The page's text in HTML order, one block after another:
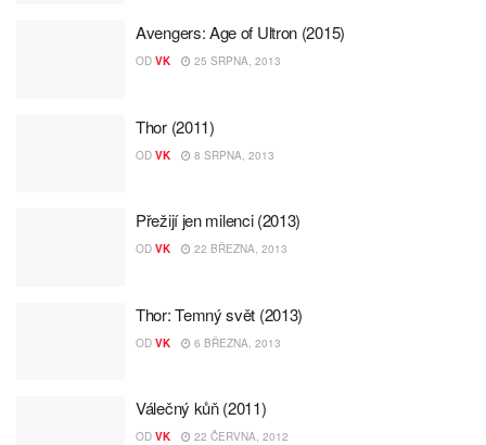
Avengers: Age of Ultron (2015)
OD VK 25 SRPNA, 2013
Thor (2011)
OD VK 8 SRPNA, 2013
Přežijí jen milenci (2013)
OD VK 22 BŘEZNA, 2013
Thor: Temný svět (2013)
OD VK 6 BŘEZNA, 2013
Válečný kůň (2011)
OD VK 22 ČERVNA, 2012